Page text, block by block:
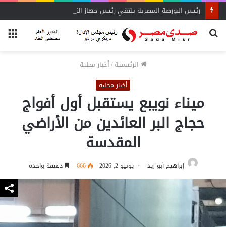
رئيس البورصة المصرية يلتقي رئيس جهاز التمثيل التجاري
بحث
الرئيسية/أخبار محلية
أخبار محلية
ميناء نويبع يستقبل أول أفواج
حجاج البر العائدين من الأراضي
المقدسة
إبراهيم أبو زيد يونيو 2, 2026 666 دقيقة واحدة